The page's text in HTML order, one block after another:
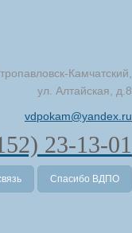
Камчатский,
ул. Алтайская, д.8
vdpokam@yandex.ru
23-13-01
Спасибо ВДПО